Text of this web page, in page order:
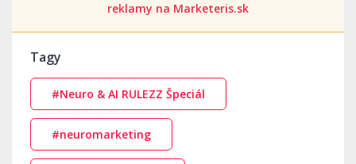
reklamy na Marketeris.sk
Tagy
#Neuro & AI RULEZZ Špeciál
#neuromarketing